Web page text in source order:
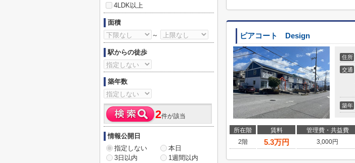
ピアコート Design
住所
交通
築年
所在階 賃料 管理費・共益費
2階
5.3万円 3,000円
4LDK以上
面積
～
駅からの徒歩
築年数
2件が該当
情報公開日
指定しない
本日
3日以内
1週間以内